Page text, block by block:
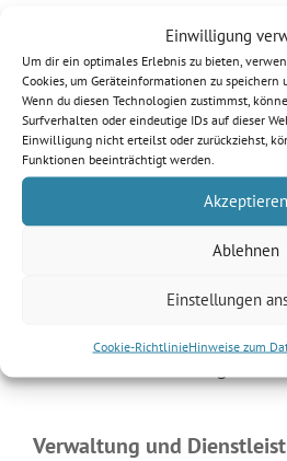
Einwilligung
Um dir ein optimales Erlebnis zu bieten,
Cookies, um Geräteinformationen zu speichern
Wenn du diesen Technologien zustimmst,
Surfverhalten oder eindeutige IDs auf dieser
Einwilligung nicht erteilst oder zurückziehst,
Funktionen beeinträchtigt werden.
Akzeptieren
Ablehnen
Einstellungen
Cookie-RichtlinieHinweise zum
Haus des Stiftens
Daten und Fakten
Rechtsform:
Stiftung bürgerlichen
Stiftungszweck:
Jugendhilfe
Verwaltung und